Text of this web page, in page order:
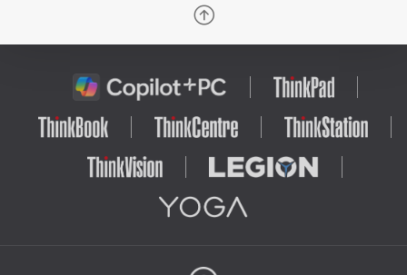
Windows 11, vylepšenými perifériami,
výhody umelej inteligencie pre úplne
slobodné nastavenie dokonalého
systému pre akúkoľvek hru.